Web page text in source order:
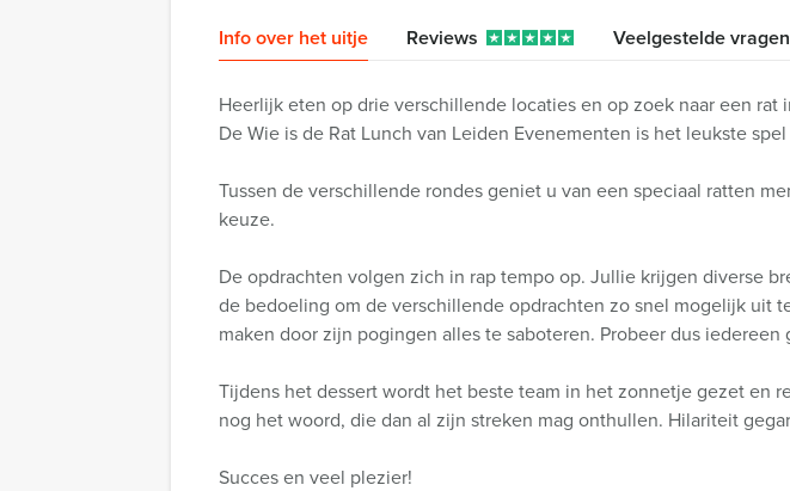
Info over het uitje Reviews Veelgestelde vragen
Heerlijk eten op drie verschillende locaties en op zoek naar een
De Wie is de Rat Lunch van Leiden Evenementen is het leukste
Tussen de verschillende rondes geniet u van een speciaal ratten
keuze.
De opdrachten volgen zich in rap tempo op. Jullie krijgen diverse
de bedoeling om de verschillende opdrachten zo snel mogelijk uit
maken door zijn pogingen alles te saboteren. Probeer dus
Tijdens het dessert wordt het beste team in het zonnetje gezet en
nog het woord, die dan al zijn streken mag onthullen. Hilariteit
Succes en veel plezier!